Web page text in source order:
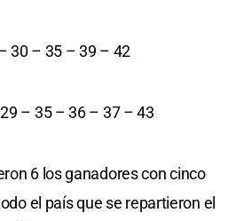
30 – 35 – 39 – 42
– 35 – 36 – 37 – 43
6 los ganadores con cinco
el país que se repartieron el